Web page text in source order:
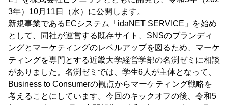
3年）10月11日（水）に公開します。
新規事業であるECシステム「idaNET SERVICE」を始め
として、同社が運営する既存サイト、SNSのブランディ
ングとマーケティングのレベルアップを図るため、マーケ
ティングを専門とする近畿大学経営学部の名渕ゼミに相談
がありました。名渕ゼミでは、学生6人が主体となって、
Business to Consumerの観点からマーケティング戦略を
考えることにしています。今回のキックオフの後、令和5